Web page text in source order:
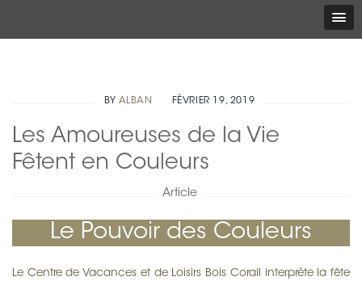
BY ALBAN FÉVRIER 19, 2019
Les Amoureuses de la Vie
Fêtent en Couleurs
Article
Le Pouvoir des Couleurs
Le Centre de Vacances et de Loisirs Bois Corail interprète la fête